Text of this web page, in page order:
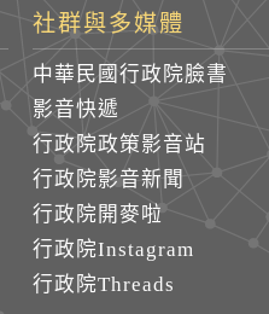
社群與多媒體
中華民國行政院臉書
影音快遞
行政院政策影音站
行政院影音新聞
行政院開麥啦
行政院Instagram
行政院Threads